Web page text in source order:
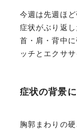
今週は先週ほ
症状がぶり返し
首・肩・背中
ッチとエクサ
症状の背景
胸郭まわりの